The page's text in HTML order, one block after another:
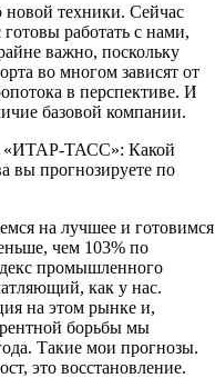
техники. Сейчас
работать с нами,
важно, поскольку
во многом зависят от
в перспективе. И
базовой компании.
«ИТАР-ТАСС»: Какой
вы прогнозируете по
на лучшее и готовимся
чем 103% по
промышленного
как у нас.
на этом рынке и,
борьбы мы
Такие мои прогнозы.
это восстановление.